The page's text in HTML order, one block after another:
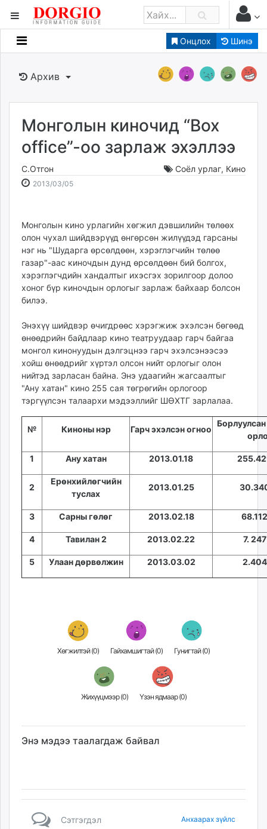
Онцлох Шинэ
Мэдээллийн
Банк санхүү
Бизнес ААН
Төрийн
dorgio.mn
Gogo.mn
Baabar.mn
tovch.mn
ikon.mn
mnb.mn
Livetv.mn
Eguur.mn
24tsag.mn
shuud.mn
eagle.mn
ergelt.mn
zarig.mn
zuv.mn
ugluu.mn
unen.mn
shudarga.mn
shuurhai.mn
unuudur.mn
isee.mn
mglradio.com
toim.mn
tac.mn
Архив
Монголын киночид “Box
office”-оо зарлаж эхэллээ
С.Отгон Соёл урлаг, Кино
2013/03/052013-
01:23:05
2026-
00:23:43
Монголын кино урлагийн хөгжил дэвшилийн төлөөх
олон чухал шийдвэрүүд өнгөрсөн жилүүдэд гарсаны
нэг нь "Шударга өрсөлдөөн, хэрэглэгчийн төлөө
газар"-аас киночдын дунд өрсөлдөөн бий болгох,
хэрэглэгчдийн хандалтыг ихэсгэх зорилгоор долоо
хоног бүр киночдын орлогыг зарлаж байхаар болсон
билээ.
Энэхүү шийдвэр өчигдрөөс хэрэгжиж эхэлсэн бөгөөд
өнөөдрийн байдлаар кино театруудаар гарч байгаа
монгол кинонуудын дэлгэцнээ гарч эхэлсэнээсээ
хойш өнөөдрийг хүртэл олсон нийт орлогыг олон
нийтэд зарласан байна. Энэ удаагийн жагсаалтыг
"Ану хатан" кино 255 сая төгрөгийн орлогоор
тэргүүлсэн талаархи мэдээллийг ШӨХТГ зарлалаа.
№ Киноны нэр Гарч эхэлсэн огноо
1 Ану хатан 2013.01.18
2
Ерөнхийлөгчийн
туслах
2013.01.25
3 Сарны гөлөг 2013.02.18
4 Тавилан 2 2013.02.22 7.
5 Улаан дөрвөлжин 2013.03.02
Хөгжилтэй (0) Гайхамшигтай (0) Гунигтай (0)
Жихүүцмээр (0) Үзэн ядмаар (0)
Энэ мэдээ таалагдаж байвал
Сэтгэгдэл Анхаарах зүйлс